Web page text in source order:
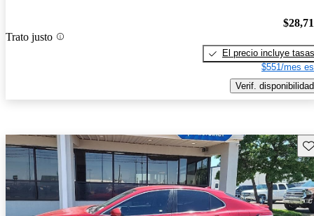
Trato justo
El precio incluye tasas
$551/mes
Verif. disponibilidad